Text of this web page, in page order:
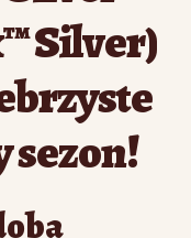
Silver)
sezon!